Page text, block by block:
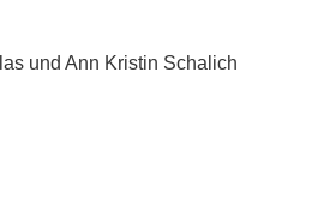
und Ann Kristin Schalich